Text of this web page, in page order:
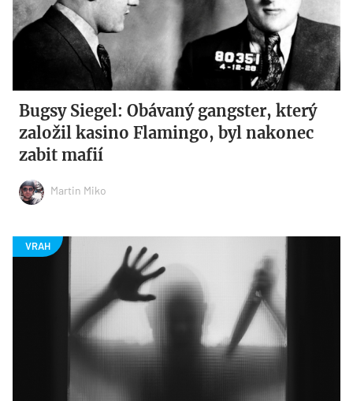
Bugsy Siegel: Obávaný gangster, který
založil kasino Flamingo, byl nakonec
zabit mafií
Martin Miko